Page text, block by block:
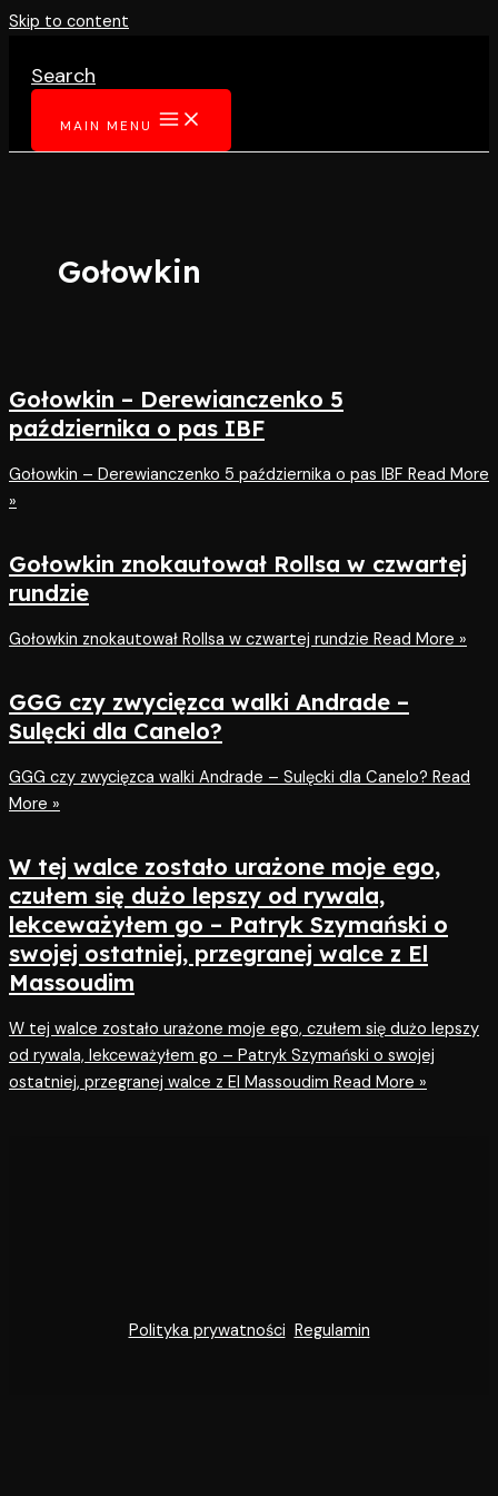
Skip to content
Search
MAIN MENU
Gołowkin
Gołowkin – Derewianczenko 5
października o pas IBF
Gołowkin – Derewianczenko 5 października o pas IBF Read More
»
Gołowkin znokautował Rollsa w czwartej
rundzie
Gołowkin znokautował Rollsa w czwartej rundzie Read More »
GGG czy zwycięzca walki Andrade –
Sulęcki dla Canelo?
GGG czy zwycięzca walki Andrade – Sulęcki dla Canelo? Read
More »
W tej walce zostało urażone moje ego,
czułem się dużo lepszy od rywala,
lekceważyłem go – Patryk Szymański o
swojej ostatniej, przegranej walce z El
Massoudim
W tej walce zostało urażone moje ego, czułem się dużo lepszy
od rywala, lekceważyłem go – Patryk Szymański o swojej
ostatniej, przegranej walce z El Massoudim Read More »
Polityka prywatności Regulamin